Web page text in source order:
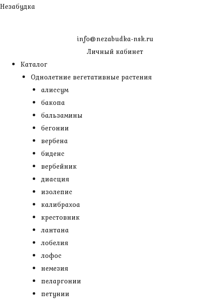
Перейти
Незабудка
info@nezabudka-nsk.ru
Личный кабинет
Каталог
Однолетние вегетативные растения
алиссум
бакопа
бальзамины
бегонии
вербена
биденс
вербейник
диасция
изолепис
калибрахоа
крестовник
лантана
лобелия
лофос
немезия
пеларгонии
петунии